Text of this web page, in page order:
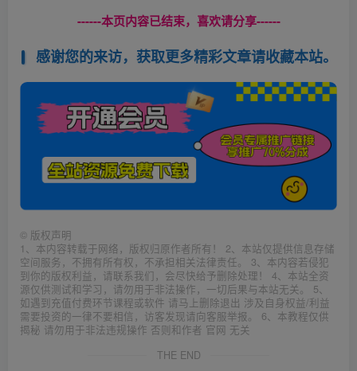
------本页内容已结束，喜欢请分享------
感谢您的来访，获取更多精彩文章请收藏本站。
© 版权声明
1、本内容转载于网络，版权归原作者所有！ 2、本站仅提供信息存储
空间服务，不拥有所有权，不承担相关法律责任。 3、本内容若侵犯
到你的版权利益，请联系我们，会尽快给予删除处理！ 4、本站全资
源仅供测试和学习，请勿用于非法操作，一切后果与本站无关。 5、
如遇到充值付费环节课程或软件 请马上删除退出 涉及自身权益/利益
需要投资的一律不要相信，访客发现请向客服举报。 6、本教程仅供
揭秘 请勿用于非法违规操作 否则和作者 官网 无关
THE END